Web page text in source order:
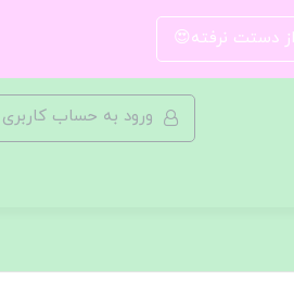
از دستت نرفته😍
ورود به حساب کاربری